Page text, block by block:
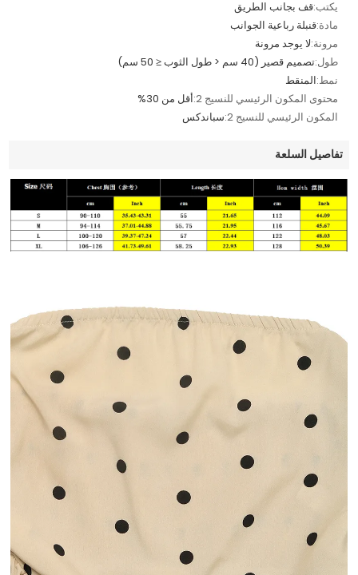
يكتب:قف بجانب الطريق
مادة:قنبلة رباعية الجوانب
مرونة:لا يوجد مرونة
طول:تصميم قصير (40 سم < طول الثوب ≤ 50 سم)
نمط:المنقط
محتوى المكون الرئيسي للنسيج 2:
أقل من 30%
المكون الرئيسي للنسيج 2:
سباندكس
تفاصيل السلعة